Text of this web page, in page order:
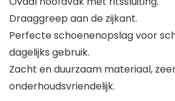
Draaggreep aan de zijkant.
Perfecte schoenenopslag voor
dagelijks gebruik.
Zacht en duurzaam materiaal,
onderhoudsvriendelijk.